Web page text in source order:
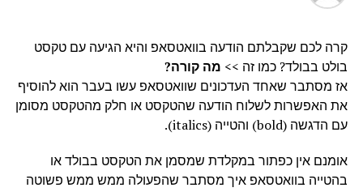
קרה לכם שקבלתם הודעה בוואטסאפ והיא הגיעה עם טקסט
בולט בבולד? כמו זה >> מה קורה?
אז מסתבר שאחד העדכונים שוואטסאפ עשו בעבר הוא להוסיף
את האפשרות לשלוח הודעה שהטקסט או חלק מהטקסט מסומן
עם הדגשה (bold) והטייה (italics).
אומנם אין כפתור במקלדת שמסמן את הטקסט בבולד או
בהטייה בוואטסאפ איך מסתבר שהפעולה ממש ממש פשוטה